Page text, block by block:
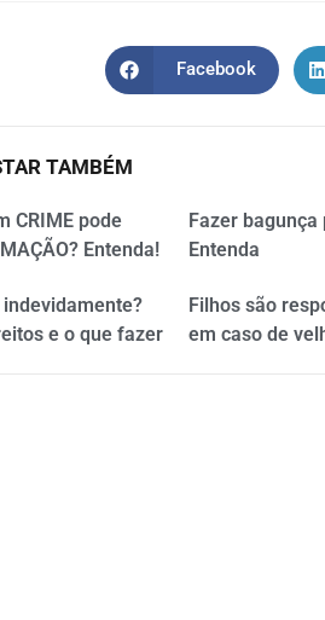
Facebook
TAMBÉM
CRIME pode
Entenda!
Fazer
Entenda
e o que fazer
Filhos são
em caso de